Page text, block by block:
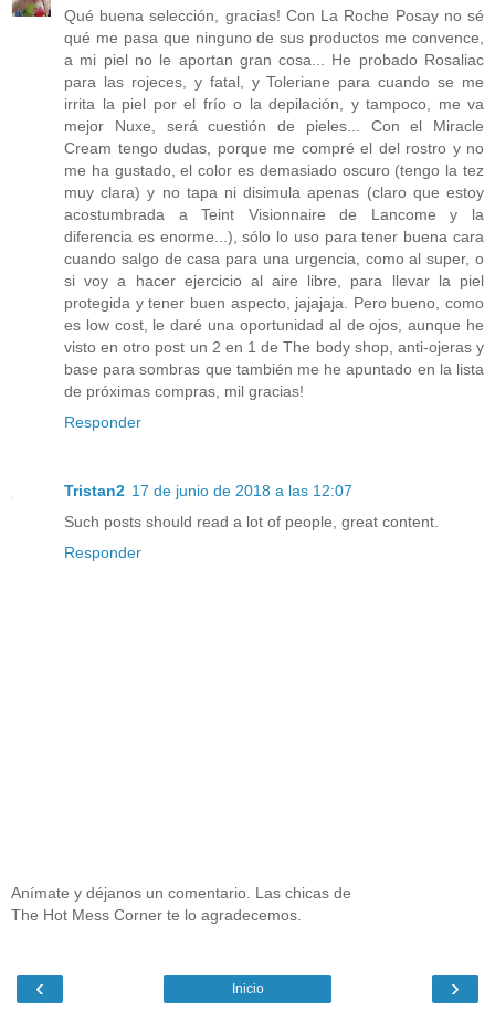
Qué buena selección, gracias! Con La Roche Posay no sé
qué me pasa que ninguno de sus productos me convence,
a mi piel no le aportan gran cosa... He probado Rosaliac
para las rojeces, y fatal, y Toleriane para cuando se me
irrita la piel por el frío o la depilación, y tampoco, me va
mejor Nuxe, será cuestión de pieles... Con el Miracle
Cream tengo dudas, porque me compré el del rostro y no
me ha gustado, el color es demasiado oscuro (tengo la tez
muy clara) y no tapa ni disimula apenas (claro que estoy
acostumbrada a Teint Visionnaire de Lancome y la
diferencia es enorme...), sólo lo uso para tener buena cara
cuando salgo de casa para una urgencia, como al super, o
si voy a hacer ejercicio al aire libre, para llevar la piel
protegida y tener buen aspecto, jajajaja. Pero bueno, como
es low cost, le daré una oportunidad al de ojos, aunque he
visto en otro post un 2 en 1 de The body shop, anti-ojeras y
base para sombras que también me he apuntado en la lista
de próximas compras, mil gracias!
Responder
Tristan2 17 de junio de 2018 a las 12:07
Such posts should read a lot of people, great content.
Responder
Anímate y déjanos un comentario. Las chicas de
The Hot Mess Corner te lo agradecemos.
‹ ›
Inicio